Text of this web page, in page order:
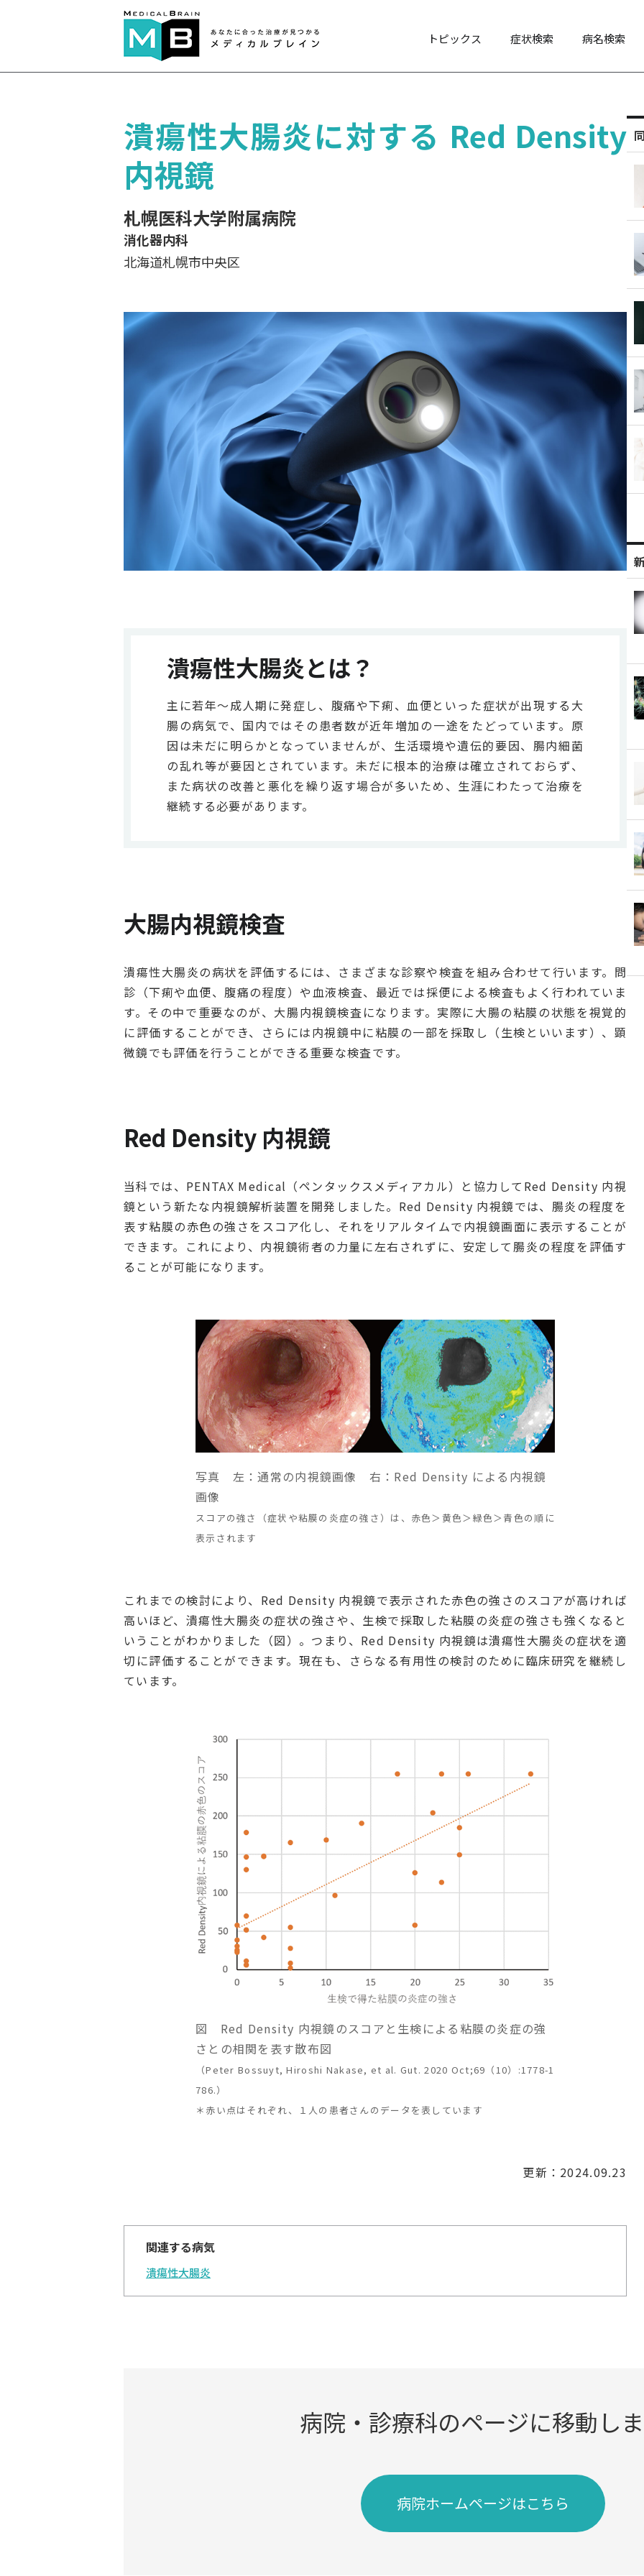
トピックス 症状検索 病名検索
潰瘍性大腸炎に対する Red Density
内視鏡
札幌医科大学附属病院
消化器内科
北海道札幌市中央区
潰瘍性大腸炎とは？
主に若年～成人期に発症し、腹痛や下痢、血便といった症状が出現する大
腸の病気で、国内ではその患者数が近年増加の一途をたどっています。原
因は未だに明らかとなっていませんが、生活環境や遺伝的要因、腸内細菌
の乱れ等が要因とされています。未だに根本的治療は確立されておらず、
また病状の改善と悪化を繰り返す場合が多いため、生涯にわたって治療を
継続する必要があります。
大腸内視鏡検査
潰瘍性大腸炎の病状を評価するには、さまざまな診察や検査を組み合わせて行います。問
診（下痢や血便、腹痛の程度）や血液検査、最近では採便による検査もよく行われていま
す。その中で重要なのが、大腸内視鏡検査になります。実際に大腸の粘膜の状態を視覚的
に評価することができ、さらには内視鏡中に粘膜の一部を採取し（生検といいます）、顕
微鏡でも評価を行うことができる重要な検査です。
Red Density 内視鏡
当科では、PENTAX Medical（ペンタックスメディアカル）と協力してRed Density 内視
鏡という新たな内視鏡解析装置を開発しました。Red Density 内視鏡では、腸炎の程度を
表す粘膜の赤色の強さをスコア化し、それをリアルタイムで内視鏡画面に表示することが
できます。これにより、内視鏡術者の力量に左右されずに、安定して腸炎の程度を評価す
ることが可能になります。
写真 左：通常の内視鏡画像 右：Red Density による内視鏡
画像
スコアの強さ（症状や粘膜の炎症の強さ）は、赤色＞黄色＞緑色＞青色の順に
表示されます
これまでの検討により、Red Density 内視鏡で表示された赤色の強さのスコアが高ければ
高いほど、潰瘍性大腸炎の症状の強さや、生検で採取した粘膜の炎症の強さも強くなると
いうことがわかりました（図）。つまり、Red Density 内視鏡は潰瘍性大腸炎の症状を適
切に評価することができます。現在も、さらなる有用性の検討のために臨床研究を継続し
ています。
図 Red Density 内視鏡のスコアと生検による粘膜の炎症の強
さとの相関を表す散布図
（Peter Bossuyt, Hiroshi Nakase, et al. Gut. 2020 Oct;69（10）:1778-1
786.）
＊赤い点はそれぞれ、１人の患者さんのデータを表しています
更新：2024.09.23
関連する病気
潰瘍性大腸炎
病院・診療科のページに移動し
病院ホームページはこちら